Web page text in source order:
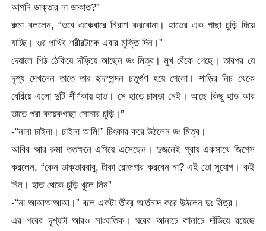
আপনি ডাক্তার না ডাকাত?”
রুমা বললেন, “তবে একেবারে নিরাশ করবোনা। হাতের এক গাছা চুড়ি দিয়ে
যাচ্ছি। ওর পার্থিব শরীরটাকে এবার মুক্তি দিন।”
দেয়ালে পিঠ ঠেকিয়ে দাঁড়িয়ে আছেন ডঃ মিত্র। মুখ বেঁকে গেছে। তারপর যে
দৃশ্য দেখলেন তাতে তার হৃদস্পন্দন চতুর্গুণ হয়ে গেলো। শাড়ির নিচ থেকে
বেরিয়ে এলো দুটি শীর্ণকায় হাত। সে হাতে চামড়া নেই। আছে কিছু হাড় আর
তাতে পরা কয়েকগাছা সোনার চুড়ি।”
-“নানা চাইনা। চাইনা আমি!” চিৎকার করে উঠলেন ডঃ মিত্র।
আবির আর রুমা ততক্ষনে এগিয়ে এসেছেন। দুজনেই প্রায় একসাথে জিগেস
করলেন, “কেন ডাক্তারবাবু, টাকা রোজগার করবেন না? এই তো সুযোগ। কই
নিন। হাত থেকে চুড়ি খুলে নিন”
-“না আআআআআ।” বলে একটা তীব্র আর্তনাদ করে উঠলেন ডঃ মিত্র।
এর পরের দৃশ্যটা আরও সাংঘাতিক। ঘরের আনাচে কানাচে দাঁড়িয়ে রয়েছে